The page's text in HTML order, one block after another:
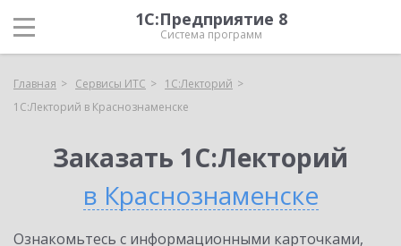
1С:Предприятие 8
Система программ
Главная Сервисы ИТС
1С:Лекторий
1С:Лекторий в Краснознаменске
Заказать 1С:Лекторий
в Краснознаменске
Ознакомьтесь с информационными карточками,